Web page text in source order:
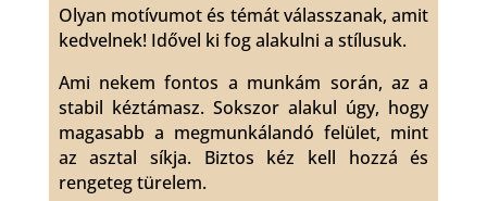
Olyan motívumot és témát válasszanak, amit
kedvelnek! Idővel ki fog alakulni a stílusuk.
Ami nekem fontos a munkám során, az a
stabil kéztámasz. Sokszor alakul úgy, hogy
magasabb a megmunkálandó felület, mint
az asztal síkja. Biztos kéz kell hozzá és
rengeteg türelem.